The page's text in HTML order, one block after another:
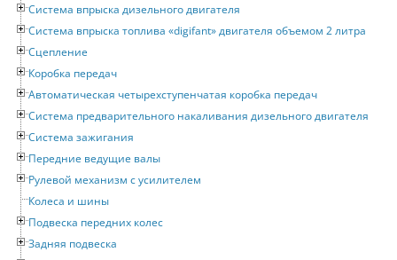
Система впрыска дизельного двигателя
Система впрыска топлива «digifant» двигателя объемом 2 литра
Сцепление
Коробка передач
Автоматическая четырехступенчатая коробка передач
Система предварительного накаливания дизельного двигателя
Система зажигания
Передние ведущие валы
Рулевой механизм с усилителем
Колеса и шины
Подвеска передних колес
Задняя подвеска